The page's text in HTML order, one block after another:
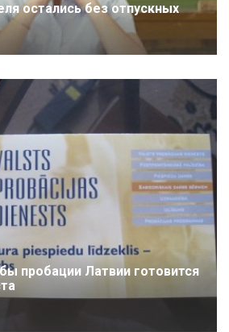
остались без отпускных
пробации Латвии готовится